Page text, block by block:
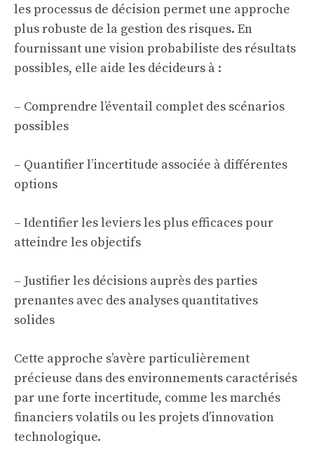
les processus de décision permet une approche
plus robuste de la gestion des risques. En
fournissant une vision probabiliste des résultats
possibles, elle aide les décideurs à :
– Comprendre l’éventail complet des scénarios
possibles
– Quantifier l’incertitude associée à différentes
options
– Identifier les leviers les plus efficaces pour
atteindre les objectifs
– Justifier les décisions auprès des parties
prenantes avec des analyses quantitatives
solides
Cette approche s’avère particulièrement
précieuse dans des environnements caractérisés
par une forte incertitude, comme les marchés
financiers volatils ou les projets d’innovation
technologique.